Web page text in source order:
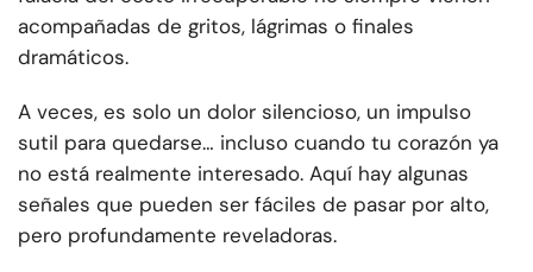
acompañadas de gritos, lágrimas o finales
dramáticos.
A veces, es solo un dolor silencioso, un impulso
sutil para quedarse… incluso cuando tu corazón ya
no está realmente interesado. Aquí hay algunas
señales que pueden ser fáciles de pasar por alto,
pero profundamente reveladoras.